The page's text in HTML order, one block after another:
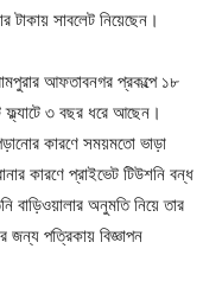
টাকায় সাবলেট নিয়েছেন।
আফতাবনগর প্রকল্পে ১৮
ফ্ল্যাটে ৩ বছর ধরে আছেন।
কারণে সময়মতো ভাড়া
কারণে প্রাইভেট টিউশনি বন্ধ
বাড়িওয়ালার অনুমতি নিয়ে তার
জন্য পত্রিকায় বিজ্ঞাপন